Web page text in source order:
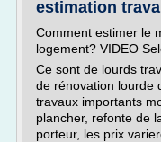
estimation
Comment estimer le
logement? VIDEO
Ce sont de lourds
de rénovation lourde
travaux importants
plancher, refonte de
porteur, les prix